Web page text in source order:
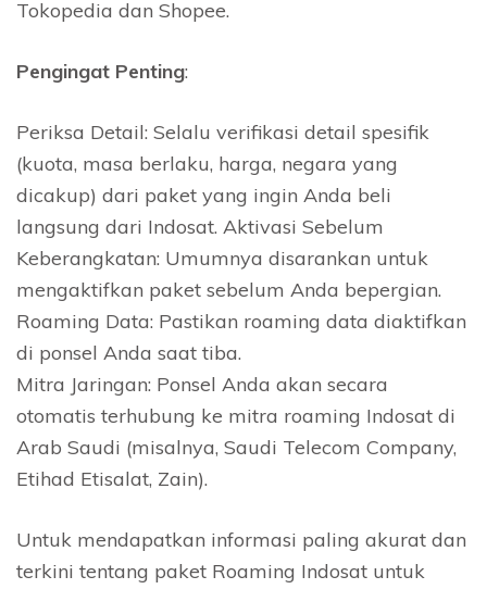
Tokopedia dan Shopee.
Pengingat Penting:
Periksa Detail: Selalu verifikasi detail spesifik
(kuota, masa berlaku, harga, negara yang
dicakup) dari paket yang ingin Anda beli
langsung dari Indosat. Aktivasi Sebelum
Keberangkatan: Umumnya disarankan untuk
mengaktifkan paket sebelum Anda bepergian.
Roaming Data: Pastikan roaming data diaktifkan
di ponsel Anda saat tiba.
Mitra Jaringan: Ponsel Anda akan secara
otomatis terhubung ke mitra roaming Indosat di
Arab Saudi (misalnya, Saudi Telecom Company,
Etihad Etisalat, Zain).
Untuk mendapatkan informasi paling akurat dan
terkini tentang paket Roaming Indosat untuk